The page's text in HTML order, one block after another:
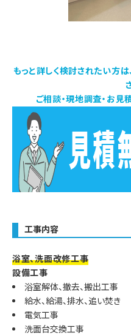
もっと詳しく検討されたい方
ご相談・現地調査・お
工事内容
浴室、洗面改修工事
設備工事
浴室解体、撤去、搬出工事
給水、給湯、排水、追い焚き
電気工事
洗面台交換工事